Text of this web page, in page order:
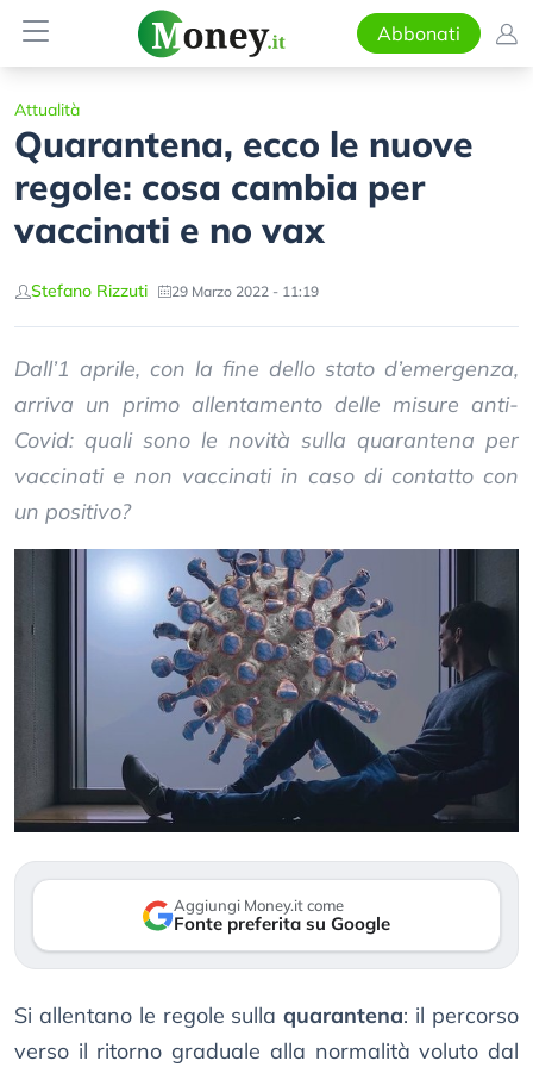
Abbonati
Attualità
Quarantena, ecco le nuove
regole: cosa cambia per
vaccinati e no vax
Stefano Rizzuti 29 Marzo 2022 - 11:19
Dall’1 aprile, con la fine dello stato d’emergenza,
arriva un primo allentamento delle misure anti-
Covid: quali sono le novità sulla quarantena per
vaccinati e non vaccinati in caso di contatto con
un positivo?
Aggiungi Money.it come
Fonte preferita su Google
Si allentano le regole sullaquarantena: il percorso
verso il ritorno graduale alla normalità voluto dal